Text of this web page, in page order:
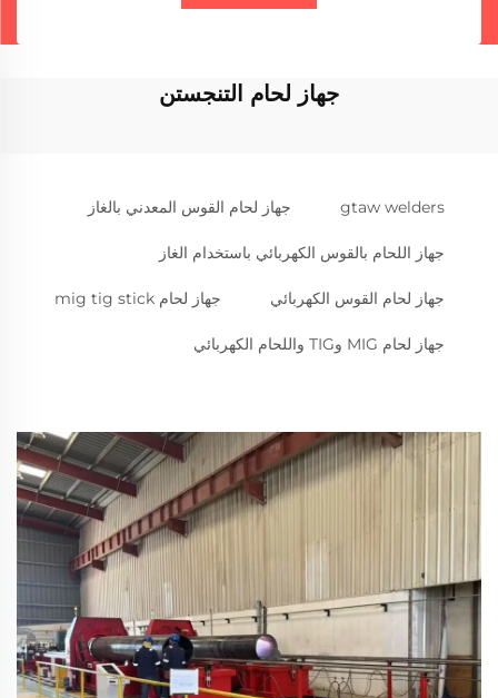
جهاز لحام التنجستن
gtaw welders جهاز لحام القوس المعدني بالغاز
جهاز اللحام بالقوس الكهربائي باستخدام الغاز
جهاز لحام القوس الكهربائي جهاز لحام mig tig stick
جهاز لحام MIG وTIG واللحام الكهربائي